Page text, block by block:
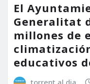
El
Generalitat
millones de
educativos